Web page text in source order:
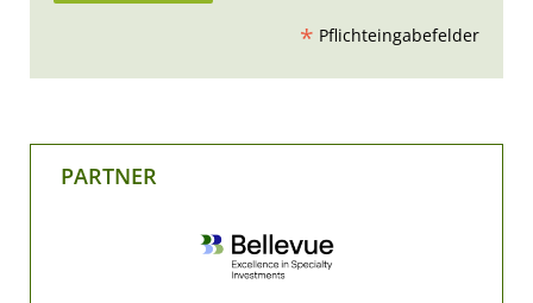
* Pflichteingabefelder
PARTNER